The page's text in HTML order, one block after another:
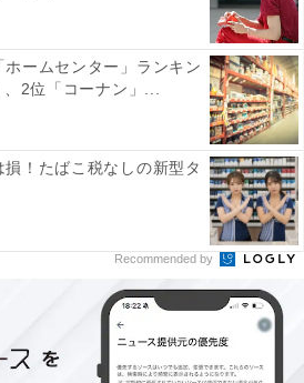
道）、「ここは伊根湾を一望でき
国的にも珍しい"舟屋"の街並みを
が魅力だからです。海と一体化し
を間近に感じられ、京都とは思
した時間が流れるのが心地よいで
地元の海産物や特産品が揃い、新
メも楽しめます」（50代女性／東
りました。
ームセンター」ランキン
2位「コーナン」...
！たばこ税なしの新型タ
Recommended by